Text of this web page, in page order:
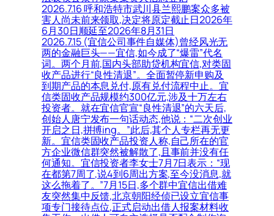
2026.7.16 呼和浩特市武川县兰熙鹏案众多被
害人尚未前来领取,决定将原定截止日2026年
6月30日顺延至2026年8月31日
2026.7.15 (宜信公司事件自媒体)曾经风光无
两的金融巨头——宜信,如今成了“爆雷”代名
词。两个月前,国内头部助贷机构宜信,对类固
收产品进行“良性清退”。全面暂停新申购及
到期产品的本息兑付,原有兑付流程中止。宜
信类固收产品规模约300亿元,涉及十万左右
投资者。就在宜信官宣“良性清退”的六天后,
创始人唐宁发布一句话动态,他说：“二次创业
开启之日,拼搏ing。”此后,其个人专栏再无更
新。宜信类固收产品投资人称,自己所在的官
方企业微信群突然被解散了,且事前并没有任
何通知。宜信投资者李女士7月7日表示：“现
在都第7周了,说4到6周出方案,至今没消息,就
这么拖着了。”7月15日,多个群中宜信出借难
友突然集中反馈,北京朝阳经侦已设立宜信事
项专门接待点位,正式启动出借人报案材料收